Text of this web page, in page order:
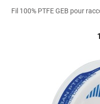
Fil 100% PTFE GEB pour